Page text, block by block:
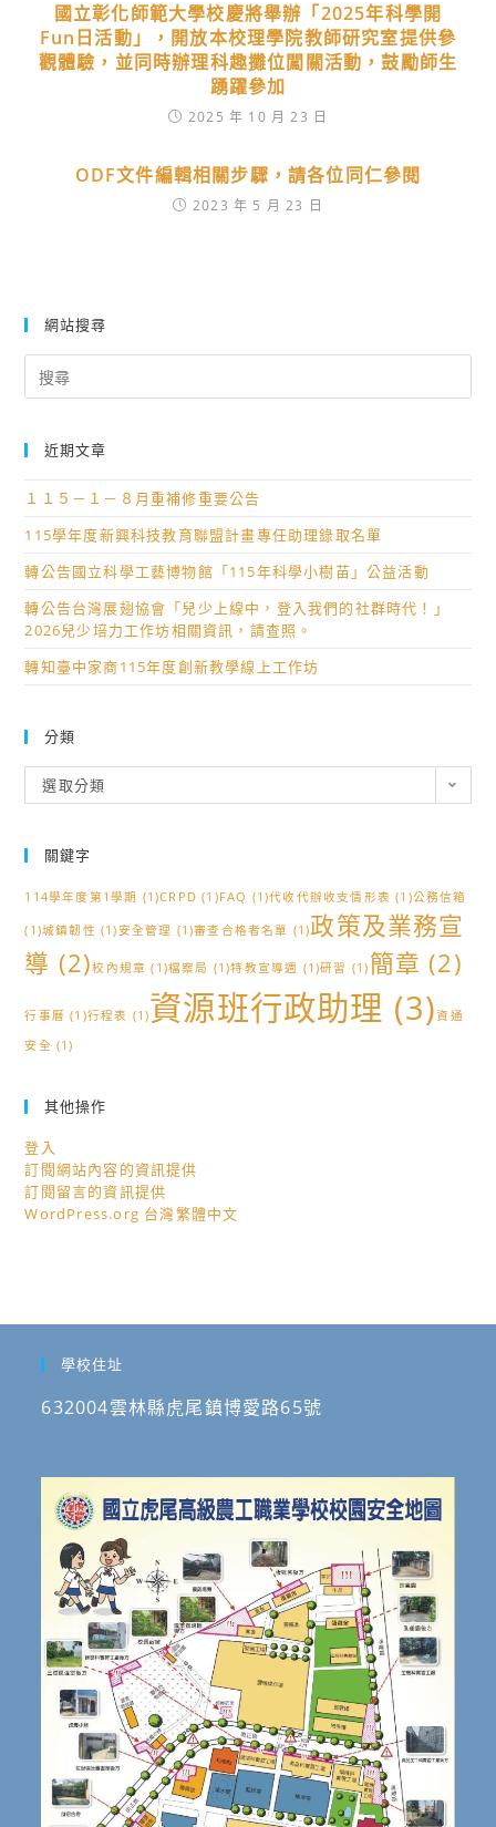
國立彰化師範大學校慶將舉辦「2025年科學開
Fun日活動」，開放本校理學院教師研究室提供參
觀體驗，並同時辦理科趣攤位闖關活動，鼓勵師生
踴躍參加
2025 年 10 月 23 日
ODF文件編輯相關步驟，請各位同仁參閱
2023 年 5 月 23 日
網站搜尋
for:
近期文章
１１５－１－８月重補修重要公告
115學年度新興科技教育聯盟計畫專任助理錄取名單
轉公告國立科學工藝博物館「115年科學小樹苗」公益活動
轉公告台灣展翅協會「兒少上線中，登入我們的社群時代！」
2026兒少培力工作坊相關資訊，請查照。
轉知臺中家商115年度創新教學線上工作坊
分類
類
選取分類
關鍵字
114學年度第1學期 (1)CRPD (1)FAQ (1)代收代辦收支情形表 (1)公務信箱
(1)城鎮韌性 (1)安全管理 (1)審查合格者名單 (1)政策及業務宣
導 (2)校內規章 (1)檔案局 (1)特教宣導週 (1)研習 (1) 簡章 (2)
行事曆 (1)行程表 (1)資源班行政助理 (3)資通
安全 (1)
其他操作
登入
訂閱網站內容的資訊提供
訂閱留言的資訊提供
WordPress.org 台灣繁體中文
學校住址
632004雲林縣虎尾鎮博愛路65號